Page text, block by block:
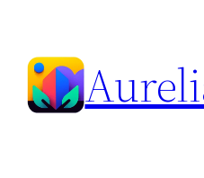
content